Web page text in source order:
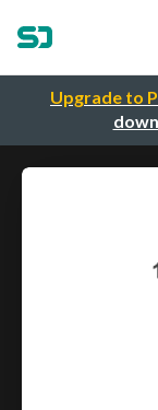
Upgrade to